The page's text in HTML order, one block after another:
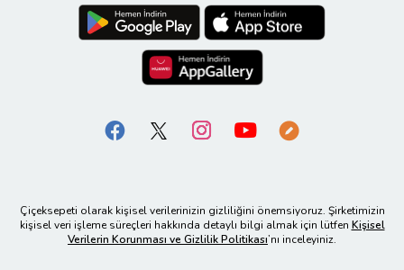
Çiçeksepeti olarak kişisel verilerinizin gizliliğini önemsiyoruz. Şirketimizin
kişisel veri işleme süreçleri hakkında detaylı bilgi almak için lütfen Kişisel
Verilerin Korunması ve Gizlilik Politikası’nı inceleyiniz.